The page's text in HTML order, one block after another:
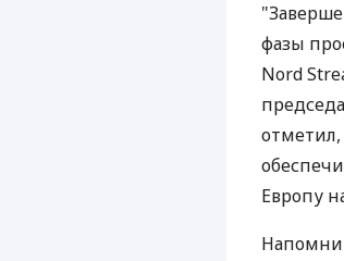
фазы
Nord
Европу